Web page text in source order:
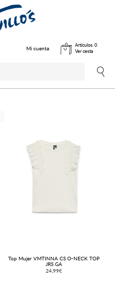
Mi cuenta Artículos:0
Ver cesta
Top Mujer VMTINNA CS O-NECK TOP
JRS GA
24,99€